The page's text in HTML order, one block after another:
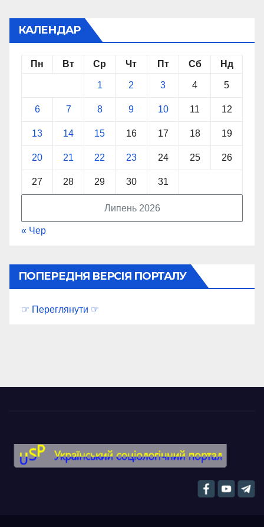
КАЛЕНДАР
Липень 2026
Пн Вт Ср Чт Пт Сб Нд
1 2 3 4 5
6 7 8 9 10 11 12
13 14 15 16 17 18 19
20 21 22 23 24 25 26
27 28 29 30 31
« Чер
ПОПЕРЕДНЯ ВЕРСІЯ ПОРТАЛУ
☞ Переглянути ☞